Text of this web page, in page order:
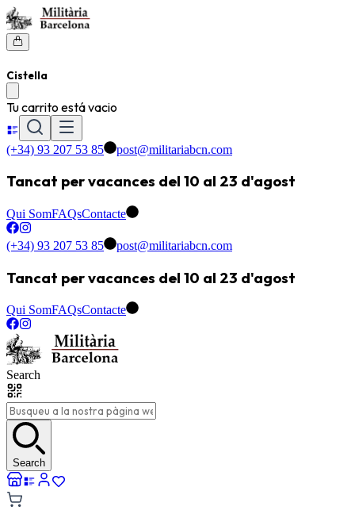
Cistella
Tu carrito está vacio
(+34) 93 207 53 85 post@militariabcn.com
Tancat per vacances del 10 al 23 d'agost
Qui SomFAQsContacte
(+34) 93 207 53 85 post@militariabcn.com
Tancat per vacances del 10 al 23 d'agost
Qui SomFAQsContacte
Search
Search